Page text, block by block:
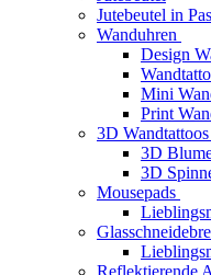
Jutebeutel in
Wanduhren
Design
Mini
Print
3D Wandtattoos
3D
3D
Mousepads
Reflektierende